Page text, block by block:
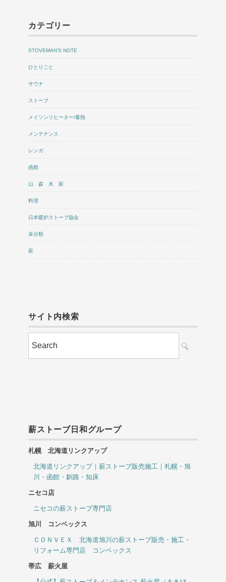
カテゴリー
STOVEMAN’S NOTE
ひとりごと
サウナ
ストーブ
メイソンリヒーター/蓄熱
メンテナンス
レンガ
函館
山 森 木 薪
料理
日本暖炉ストーブ協会
未分類
薪
サイト内検索
薪ストーブ日和グループ
札幌 北海道リンクアップ
北海道リンクアップ｜薪ストーブ販売施工｜札幌・旭
川・函館・釧路・知床
ニセコ店
ニセコの薪ストーブ専門店
旭川 コンベックス
ＣＯＮＶＥＸ 北海道旭川の薪ストーブ販売・施工・
リフォーム専門店 コンベックス
帯広 薪火屋